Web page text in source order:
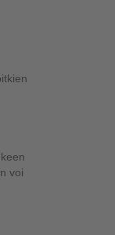
voi